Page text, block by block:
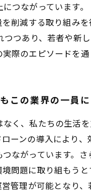
つながっています
削減する取り組み
つあり、若者や新
際のエピソードを
この業界の一員に
く、私たちの生活
ーンの導入により
ながっています。
問題に取り組もう
管理が可能となり